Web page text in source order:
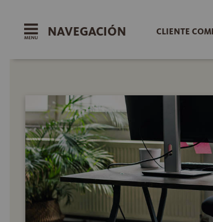
NAVEGACIÓN CLIENTE